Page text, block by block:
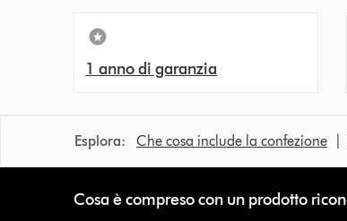
1 anno di garanzia
Esplora: Che cosa include la confezione
Cosa è compreso con un prodotto